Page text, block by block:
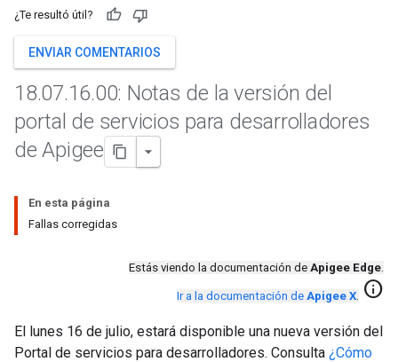
¿Te resultó útil?
ENVIAR COMENTARIOS
18.07.16.00: Notas de la versión del
portal de servicios para desarrolladores
de Apigee
En esta página
Fallas corregidas
Estás viendo la documentación de Apigee Edge.
Ir a la documentación de Apigee X. info
El lunes 16 de julio, estará disponible una nueva versión del
Portal de servicios para desarrolladores. Consulta ¿Cómo